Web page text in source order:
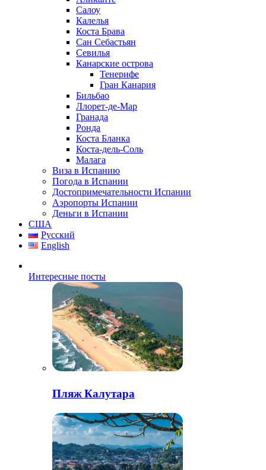
Салоу
Калелья
Коста Брава
Сан Себастьян
Севилья
Канарские острова
Тенерифе
Гран Канария
Бильбао
Ллорет-де-Мар
Гранада
Ронда
Коста Бланка
Коста-дель-Соль
Малага
Виза в Испанию
Погода в Испании
Достопримечательности Испании
Аэропорты Испании
Деньги в Испании
США
Русский
English
Интересные посты
Пляж Калутара